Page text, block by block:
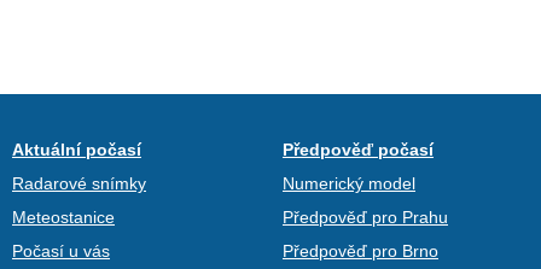
Aktuální počasí
Radarové snímky
Meteostanice
Počasí u vás
Předpověď počasí
Numerický model
Předpověď pro Prahu
Předpověď pro Brno